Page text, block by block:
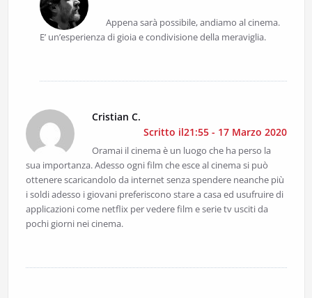
Appena sarà possibile, andiamo al cinema.
E’ un’esperienza di gioia e condivisione della meraviglia.
Cristian C.
Scritto il21:55 - 17 Marzo 2020
Oramai il cinema è un luogo che ha perso la
sua importanza. Adesso ogni film che esce al cinema si può
ottenere scaricandolo da internet senza spendere neanche più
i soldi adesso i giovani preferiscono stare a casa ed usufruire di
applicazioni come netflix per vedere film e serie tv usciti da
pochi giorni nei cinema.